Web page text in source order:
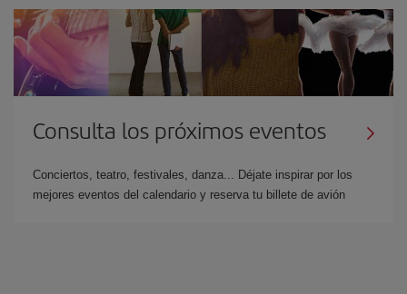
Consulta los próximos eventos
Conciertos, teatro, festivales, danza... Déjate inspirar por los
mejores eventos del calendario y reserva tu billete de avión